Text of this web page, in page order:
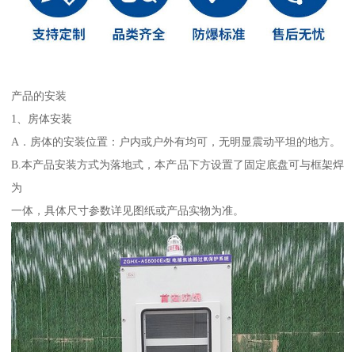
产品的安装
1、房体安装
A．房体的安装位置：户内或户外有均可，无明显震动平坦的地方。
B.本产品安装方式为落地式，本产品下方设置了固定底盘可与框架焊
为
一体，具体尺寸参数详见图纸或产品实物为准。